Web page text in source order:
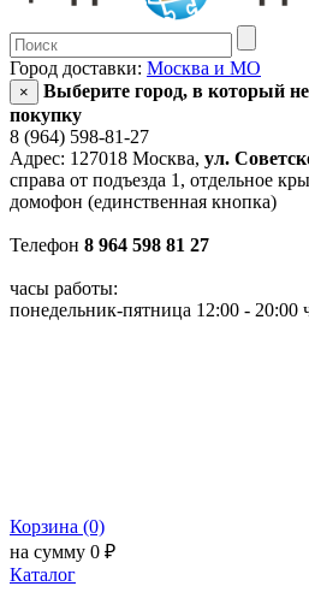
Город доставки: Москва и МО
×
Выберите город, в который
покупку
8 (964) 598-81-27
Адрес: 127018 Москва, ул.
справа от подъезда 1, отдельное
домофон (единственная кнопка)
Телефон 8 964 598 81 27
часы работы:
понедельник-пятница 12:00 - 20:00
Корзина (0)
на сумму 0 ₽
Каталог